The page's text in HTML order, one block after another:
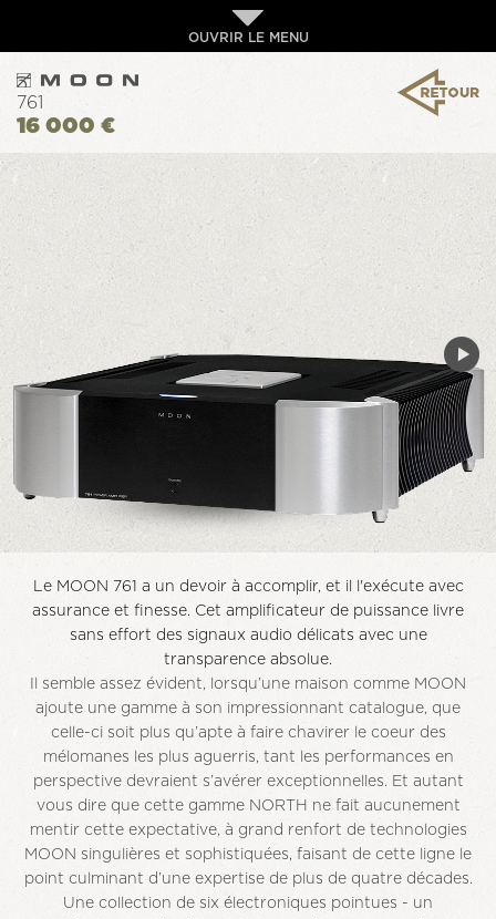
OUVRIR LE MENU
761
16 000 €
Le MOON 761 a un devoir à accomplir, et il l'exécute avec
assurance et finesse. Cet amplificateur de puissance livre
sans effort des signaux audio délicats avec une
transparence absolue.
Il semble assez évident, lorsqu’une maison comme MOON
ajoute une gamme à son impressionnant catalogue, que
celle-ci soit plus qu’apte à faire chavirer le coeur des
mélomanes les plus aguerris, tant les performances en
perspective devraient s’avérer exceptionnelles. Et autant
vous dire que cette gamme NORTH ne fait aucunement
mentir cette expectative, à grand renfort de technologies
MOON singulières et sophistiquées, faisant de cette ligne le
point culminant d’une expertise de plus de quatre décades.
Une collection de six électroniques pointues - un